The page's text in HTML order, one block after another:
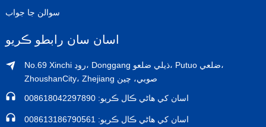
سوالن جا جواب
اسان سان رابطو ڪريو
No.69 Xinchi روڊ، Donggang ذيلي ضلعو، Putuo ضلعي،
ZhoushanCity، Zhejiang صوبي، چين
اسان کي هاڻي ڪال ڪريو: 008618042297890
اسان کي هاڻي ڪال ڪريو: 008613186790561